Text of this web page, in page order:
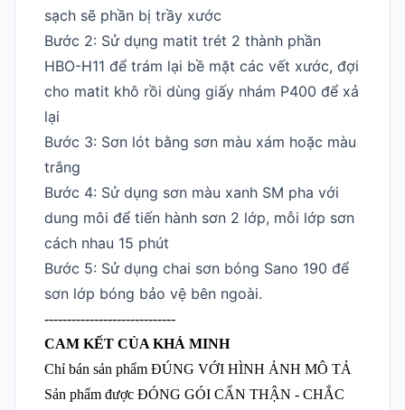
sạch sẽ phần bị trầy xước
Bước 2: Sử dụng matit trét 2 thành phần
HBO-H11 để trám lại bề mặt các vết xước, đợi
cho matit khô rồi dùng giấy nhám P400 để xả
lại
Bước 3: Sơn lót bằng sơn màu xám hoặc màu
trắng
Bước 4: Sử dụng sơn màu xanh SM pha với
dung môi để tiến hành sơn 2 lớp, mỗi lớp sơn
cách nhau 15 phút
Bước 5: Sử dụng chai sơn bóng Sano 190 để
sơn lớp bóng bảo vệ bên ngoài.
-----------------------------
CAM KẾT CỦA KHẢ MINH
Chỉ bán sản phẩm ĐÚNG VỚI HÌNH ẢNH MÔ TẢ
Sản phẩm được ĐÓNG GÓI CẨN THẬN - CHẮC